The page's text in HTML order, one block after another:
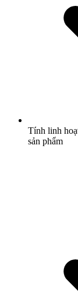
Tính linh
sản phẩm